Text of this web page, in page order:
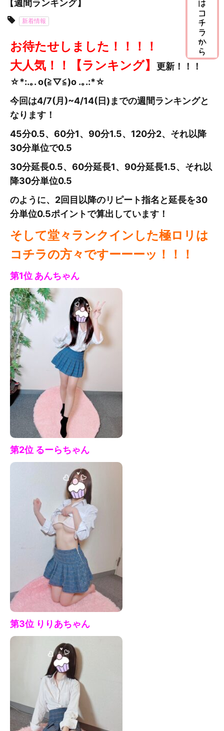
【週間ランキング】
新着情報
お待たせしました！！！！
大人気！！【ランキング】
更新 ！！！
☆*:.｡. o(≧▽≦)o .｡.:*☆
今回は4/7(月)~4/14(日)までの週間ランキングと
なります！
45分0.5、60分1、90分1.5、120分2、それ以降
30分単位で0.5
30分延長0.5、60分延長1、90分延長1.5、それ以
降30分単位0.5
のように、2回目以降のリピート指名と延長を30
分単位0.5ポイントで算出しています！
そして堂々ランクインした極ロリは
コチラの方々ですーーーッ！！！
第1位 あんちゃん
第2位 るーらちゃん
第3位 りりあちゃん